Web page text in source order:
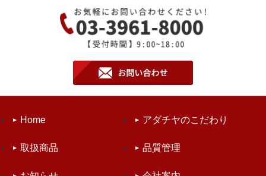
Home アダチヤのこだわり
取扱商品 品質管理